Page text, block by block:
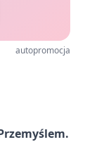
autopromocja